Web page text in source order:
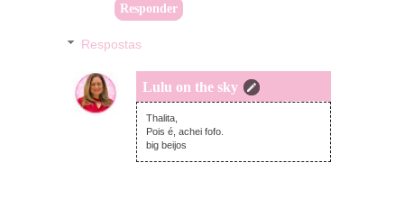
Responder
Respostas
Lulu on the sky
quarta-feira, abril 05, 2017
Thalita,
Pois é, achei fofo.
big beijos